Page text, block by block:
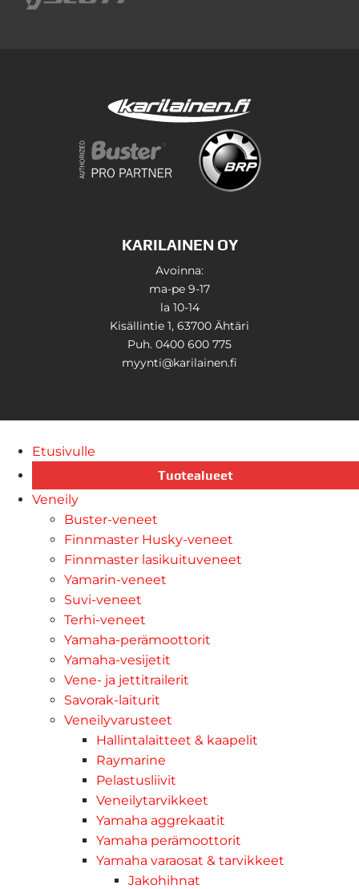
KARILAINEN OY
Avoinna:
ma-pe 9-17
la 10-14
Kisällintie 1, 63700 Ähtäri
Puh. 0400 600 775
myynti@karilainen.fi
Etusivulle
Tuotealueet
Veneily
Buster-veneet
Finnmaster Husky-veneet
Finnmaster lasikuituveneet
Yamarin-veneet
Suvi-veneet
Terhi-veneet
Yamaha-perämoottorit
Yamaha-vesijetit
Vene- ja jettitrailerit
Savorak-laiturit
Veneilyvarusteet
Hallintalaitteet & kaapelit
Raymarine
Pelastusliivit
Veneilytarvikkeet
Yamaha aggrekaatit
Yamaha perämoottorit
Yamaha varaosat & tarvikkeet
Jakohihnat